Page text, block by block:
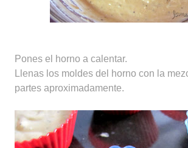
Pones el horno a calentar.
Llenas los moldes del horno con la
partes aproximadamente.